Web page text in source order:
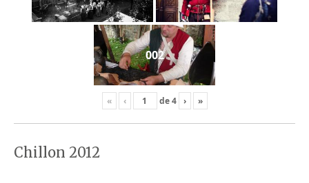
002
« ‹ de4 › »
Chillon 2012